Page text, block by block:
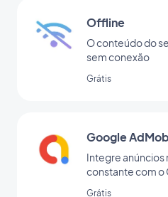
Offline
O conteúdo do
sem conexão
Grátis
Google AdMob
Integre anúncios
constante com o
Grátis